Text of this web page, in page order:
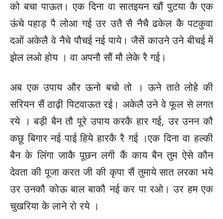
को बचा पाऊत। एक दिना वा सातइयन खौं पुटया कै एक
ऊंचे पहाड़ पै लोआ गई उर उतै सै नैचै ढकेल कै पटकुवा
दओं अकेलै वे नैचे पौचई नई पाये। जैसें काउने उने बीचई में
झेल लओ होय । वा अपनौ सौं मौ लेके रै गई।
अब एक उपाय और ऊनो बचो तो । ऊने ताते लोहे की
सरियन सैं ठाढ़ी पिटवाऊत रई। अकेलै उने वे फूल से लगत
रये । बड़ी बैन तौ पूरे उपाय करकै हार गई, उर उनन कौ
कछू बिगार नई पाई हिये हारकै रै गई ।एक दिना वा हल्की
बैन के लिंगा जाकै पूछन लगी कैं काय बैन तुम ऐसे कौन
देवता की पूजा करत जी की कृपा सैं तुमाये सात लरका भये
उर उनकौ कोऊ बाल बाकौ नई कर पा रओ। उर हम एक
चुखरिया के लाने रो रये ।